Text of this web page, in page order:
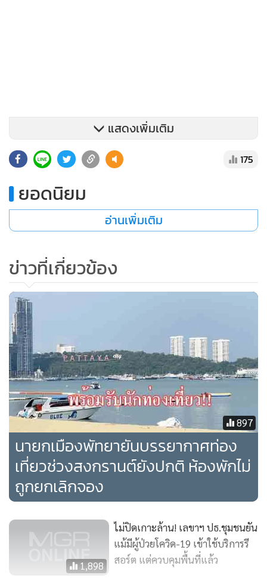
นายสนธยา เผยว่า ฝนที่ตกลงมาอย่างหนักเมื่อหลายวันก่อน
ถือว่ามีปริมาณน้ำมากที่สุดในประวัติศาสตร์ของเมืองพัทยา โดย
พบว่ามีปริมาณฝนมากถึง 88 มิลิเมตร ขณะที่ฝนซึ่งตกในครั้งที่
ผ่านๆ มา จะมีปริมาณเพียง 30-40 มิลิเมตรเท่านั้น ซึ่งฝนหนัก
ครั้งล่าสุดได้ทำให้ไม่สามารถระบายน้ำได้อย่างทันทวงที
ประกอบกับฝนที่ตกลงมาในพื้นที่ไม่ได้ตกเฉพาะในเขตเมือง
พัทยาเท่านั้น แต่ยังตกบริเวณรอบนอกด้วยเช่นกัน จึงทำให้มวล
น้ำ จากเทศบาลเมืองหนองปรือ ซึ่งเป็นพื้นที่ลาดชันไหลมายัง
เมืองพัทยาเกินกว่า 45 เมตรและยังเป็นกระแสน้ำที่ไหลค่อนข้าง
แรงและเร็วจนทำให้การระบายน้ำทำได้ไม่ทัน
และนอกจากจะทำให้พื้นที่บริเวณชายหาดได้รับความเสียหาย
อย่างหนักแล้ว ชุมชนต่างๆในเมืองพัทยาก็ได้รับผลกระทบจาก
แสดงเพิ่มเติม
175
ยอดนิยม
อ่านเพิ่มเติม
ข่าวที่เกี่ยวข้อง
897
นายกเมืองพัทยายันบรรยากาศท่อง
เที่ยวช่วงสงกรานต์ยังปกติ ห้องพักไม่
ถูกยกเลิกจอง
1,898
ไม่ปิดเกาะล้าน! เลขาฯ ปธ.ชุมชนยัน
แม้มีผู้ป่วยโควิด-19 เข้าใช้บริการรี
สอร์ต แต่ควบคุมพื้นที่แล้ว